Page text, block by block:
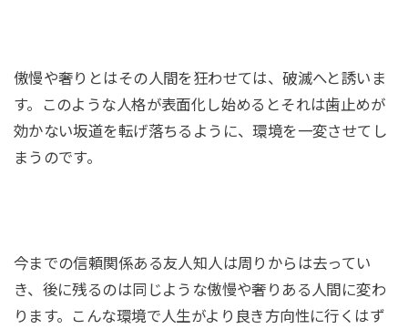
傲慢や奢りとはその人間を狂わせては、破滅へと誘いま
す。このような人格が表面化し始めるとそれは歯止めが
効かない坂道を転げ落ちるように、環境を一変させてし
まうのです。
今までの信頼関係ある友人知人は周りからは去ってい
き、後に残るのは同じような傲慢や奢りある人間に変わ
ります。こんな環境で人生がより良き方向性に行くはず